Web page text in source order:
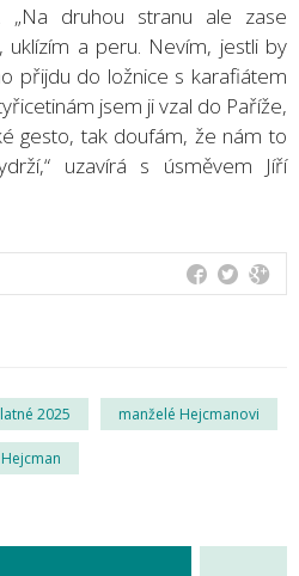
„Na druhou stranu ale zase
uklízím a peru. Nevím, jestli by
přijdu do ložnice s karafiátem
jsem ji vzal do Paříže,
gesto, tak doufám, že nám to
uzavírá s úsměvem Jíří
2025 manželé Hejcmanovi
Hejcman